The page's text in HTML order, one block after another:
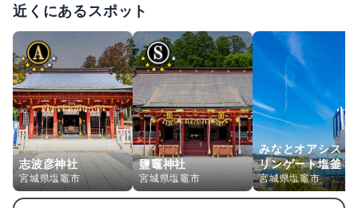
近くにあるスポット
志波彦神社
宮城県塩竈市
鹽竈神社
宮城県塩竈市
みなとオアシス・
リンゲート塩釜
宮城県塩竈市